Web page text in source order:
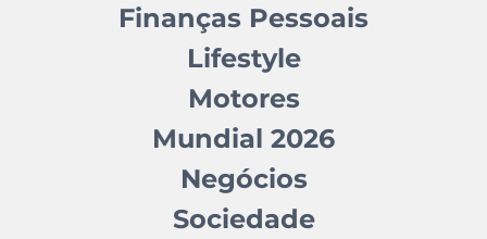
Finanças Pessoais
Lifestyle
Motores
Mundial 2026
Negócios
Sociedade